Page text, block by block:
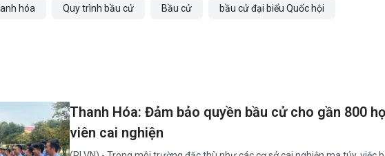
hóa Quy trình bầu cử Bầu cử bầu cử đại biểu Quốc hội
Thanh Hóa: Đảm bảo quyền bầu cử cho gần 800
viên cai nghiện